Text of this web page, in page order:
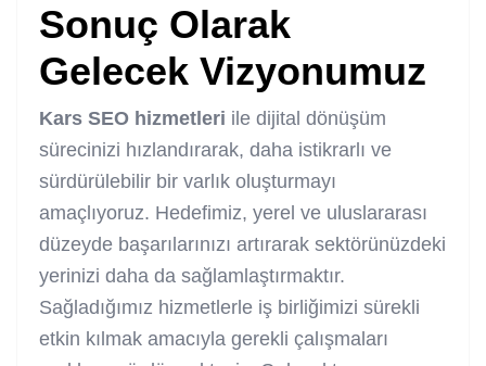
Sonuç Olarak
Gelecek Vizyonumuz
Kars SEO hizmetleri ile dijital dönüşüm
sürecinizi hızlandırarak, daha istikrarlı ve
sürdürülebilir bir varlık oluşturmayı
amaçlıyoruz. Hedefimiz, yerel ve uluslararası
düzeyde başarılarınızı artırarak sektörünüzdeki
yerinizi daha da sağlamlaştırmaktır.
Sağladığımız hizmetlerle iş birliğimizi sürekli
etkin kılmak amacıyla gerekli çalışmaları